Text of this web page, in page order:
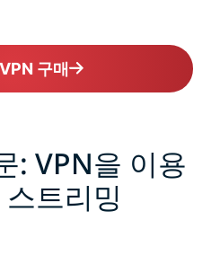
구매
: VPN을 이용
트리밍